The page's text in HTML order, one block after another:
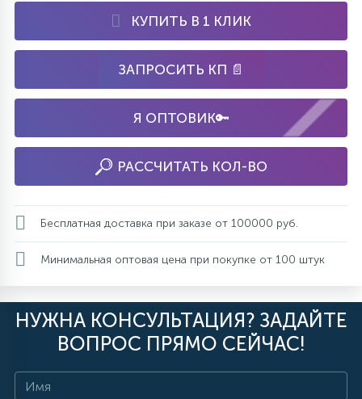
КУПИТЬ В 1 КЛИК
ЗАПРОСИТЬ КП 📄
Я ОПТОВИК🔑
РАССЧИТАТЬ КОЛ-ВО
Бесплатная доставка при заказе от 100000 руб.
Минимальная оптовая цена при покупке от 100 штук
НУЖНА КОНСУЛЬТАЦИЯ? ЗАДАЙТЕ
ВОПРОС ПРЯМО СЕЙЧАС!